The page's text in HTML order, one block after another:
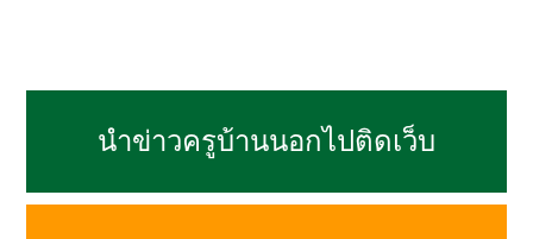
นำข่าวครูบ้านนอกไปติดเว็บ